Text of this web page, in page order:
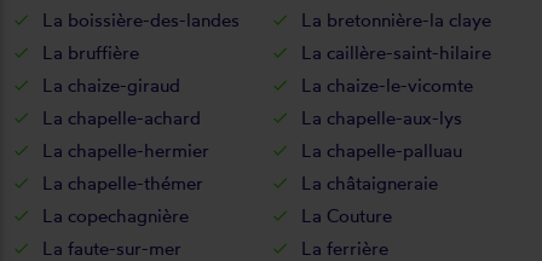
La boissière-des-landes
La bretonnière-la claye
La bruffière
La caillère-saint-hilaire
La chaize-giraud
La chaize-le-vicomte
La chapelle-achard
La chapelle-aux-lys
La chapelle-hermier
La chapelle-palluau
La chapelle-thémer
La châtaigneraie
La copechagnière
La Couture
La faute-sur-mer
La ferrière